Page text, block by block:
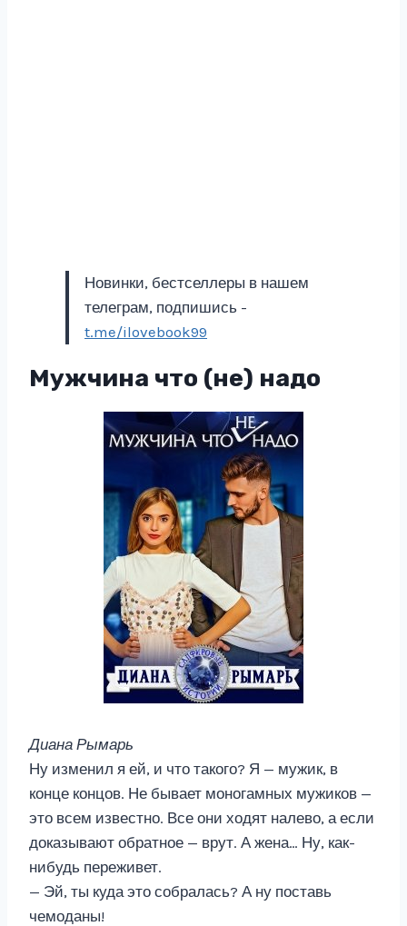
Новинки, бестселлеры в нашем
телеграм, подпишись -
t.me/ilovebook99
Мужчина что (не) надо
Диана Рымарь
Ну изменил я ей, и что такого? Я — мужик, в
конце концов. Не бывает моногамных мужиков —
это всем известно. Все они ходят налево, а если
доказывают обратное — врут. А жена… Ну, как-
нибудь переживет.
— Эй, ты куда это собралась? А ну поставь
чемоданы!